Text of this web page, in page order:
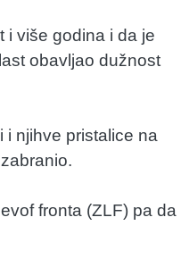
i više godina i da je
obavljao dužnost
i njihve pristalice na
fronta (ZLF) pa da